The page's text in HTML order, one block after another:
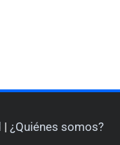
| ¿Quiénes somos?